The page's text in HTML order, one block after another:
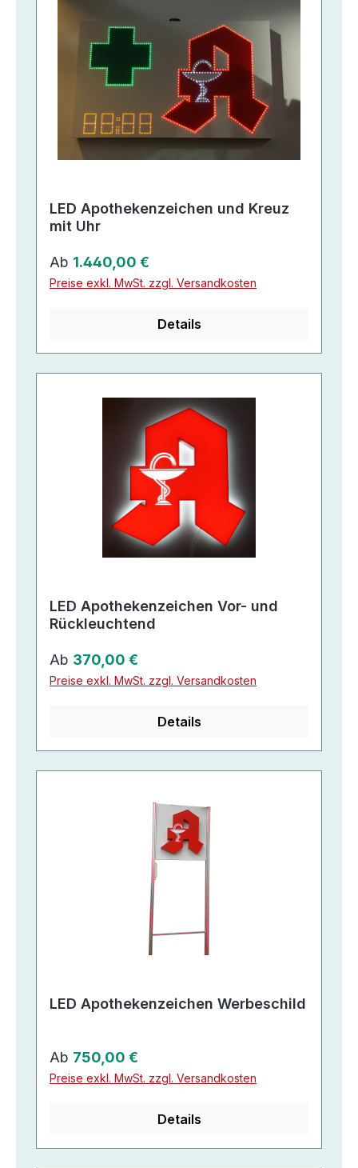
LED Apothekenzeichen und Kreuz
mit Uhr
Regulärer Preis:
Ab 1.440,00 €
Preise exkl. MwSt. zzgl. Versandkosten
Details
LED Apothekenzeichen Vor- und
Rückleuchtend
Regulärer Preis:
Ab 370,00 €
Preise exkl. MwSt. zzgl. Versandkosten
Details
LED Apothekenzeichen Werbeschild
Regulärer Preis:
Ab 750,00 €
Preise exkl. MwSt. zzgl. Versandkosten
Details